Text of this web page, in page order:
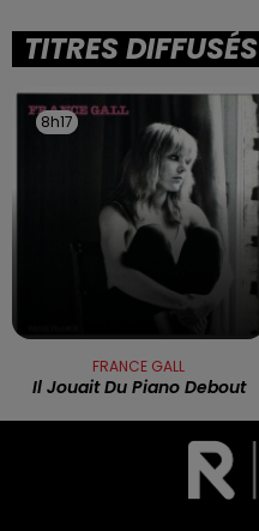
TITRES DIFFUSÉS
8h17
8h17
FRANCE GALL
Il Jouait Du Piano Debout